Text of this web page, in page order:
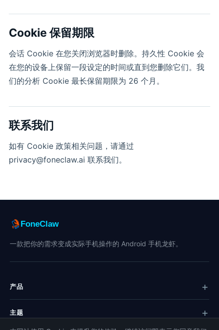
Cookie 保留期限
会话 Cookie 在您关闭浏览器时删除。持久性 Cookie 会
在您的设备上保留一段设定的时间或直到您删除它们。我
们的分析 Cookie 最长保留期限为 26 个月。
联系我们
如有 Cookie 政策相关问题，请通过
privacy@foneclaw.ai 联系我们。
FoneClaw
一款把你的需求变成实际手机操作的 Android 手机龙虾。
产品
主题